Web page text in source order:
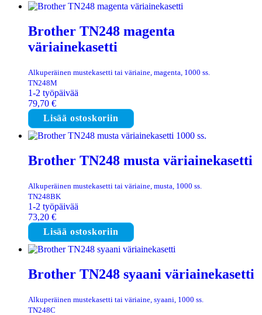
Brother TN248 magenta
väriainekasetti
Alkuperäinen mustekasetti tai väriaine, magenta, 1000 ss.
TN248M
1-2 työpäivää
79,70 €
Lisää ostoskoriin
Brother TN248 musta väriainekasetti
Alkuperäinen mustekasetti tai väriaine, musta, 1000 ss.
TN248BK
1-2 työpäivää
73,20 €
Lisää ostoskoriin
Brother TN248 syaani väriainekasetti
Alkuperäinen mustekasetti tai väriaine, syaani, 1000 ss.
TN248C